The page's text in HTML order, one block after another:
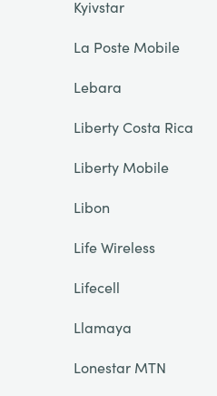
Kyivstar
La Poste Mobile
Lebara
Liberty Costa Rica
Liberty Mobile
Libon
Life Wireless
Lifecell
Llamaya
Lonestar MTN